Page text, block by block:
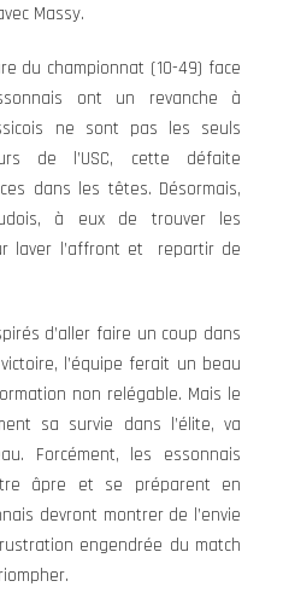
Massy.
du championnat (10-49) face
ont un revanche à
ne sont pas les seuls
de l’USC, cette défaite
dans les têtes. Désormais,
à eux de trouver les
laver l’affront et repartir de
d’aller faire un coup dans
l’équipe ferait un beau
non relégable. Mais le
sa survie dans l’élite, va
Forcément, les essonnais
âpre et se préparent en
devront montrer de l’envie
engendrée du match